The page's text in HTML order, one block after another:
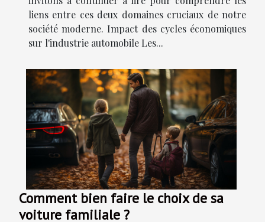
liens entre ces deux domaines cruciaux de notre
société moderne. Impact des cycles économiques
sur l'industrie automobile Les...
Comment bien faire le choix de sa
voiture familiale ?